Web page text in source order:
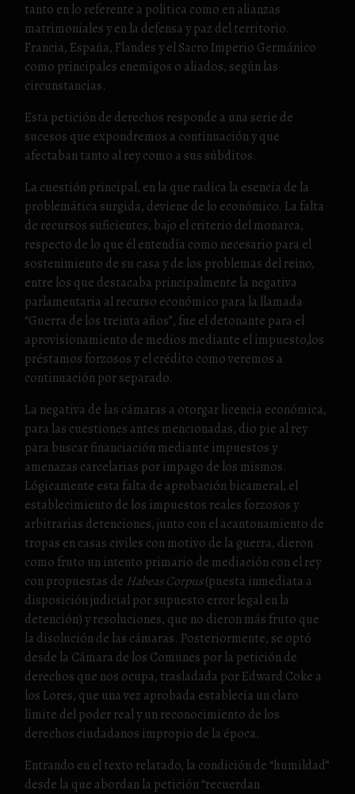
tanto en lo referente a política como en alianzas
matrimoniales y en la defensa y paz del territorio.
Francia, España, Flandes y el Sacro Imperio Germánico
como principales enemigos o aliados, según las
circunstancias.
Esta petición de derechos responde a una serie de
sucesos que expondremos a continuación y que
afectaban tanto al rey como a sus súbditos.
La cuestión principal, en la que radica la esencia de la
problemática surgida, deviene de lo económico. La falta
de recursos suficientes, bajo el criterio del monarca,
respecto de lo que él entendía como necesario para el
sostenimiento de su casa y de los problemas del reino,
entre los que destacaba principalmente la negativa
parlamentaria al recurso económico para la llamada
“Guerra de los treinta años”, fue el detonante para el
aprovisionamiento de medios mediante el impuesto,los
préstamos forzosos y el crédito como veremos a
continuación por separado.
La negativa de las cámaras a otorgar licencia económica,
para las cuestiones antes mencionadas, dio pie al rey
para buscar financiación mediante impuestos y
amenazas carcelarias por impago de los mismos.
Lógicamente esta falta de aprobación bicameral, el
establecimiento de los impuestos reales forzosos y
arbitrarias detenciones, junto con el acantonamiento de
tropas en casas civiles con motivo de la guerra, dieron
como fruto un intento primario de mediación con el rey
con propuestas de Habeas Corpus(puesta inmediata a
disposición judicial por supuesto error legal en la
detención) y resoluciones, que no dieron más fruto que
la disolución de las cámaras. Posteriormente, se optó
desde la Cámara de los Comunes por la petición de
derechos que nos ocupa, trasladada por Edward Coke a
los Lores, que una vez aprobada establecía un claro
límite del poder real y un reconocimiento de los
derechos ciudadanos impropio de la época.
Entrando en el texto relatado, la condición de “humildad”
desde la que abordan la petición “recuerdan